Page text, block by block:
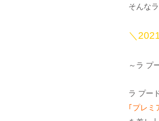
そんな
＼
～ラ プ
ラ プー
｢プレミ